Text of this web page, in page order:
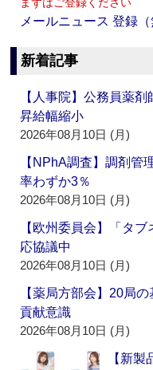
まずはご登録ください
メールニュース 登録（
新着記事
【人事院】公務員薬
昇給幅縮小
2026年08月10日 (月)
【NPhA調査】調剤管
率わずか3％
2026年08月10日 (月)
【欧州委員会】「タ
応協議中
2026年08月10日 (月)
【薬局方部会】20局
貢献意識
2026年08月10日 (月)
【新